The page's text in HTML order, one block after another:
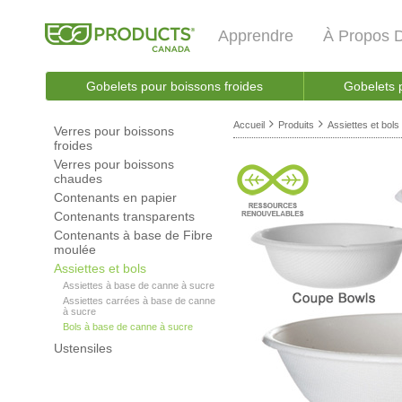
Apprendre À Propos
Gobelets pour boissons froides Gobelets
Verres pour boissons
froides
Verres pour boissons
chaudes
Contenants en papier
Contenants transparents
Contenants à base de Fibre
moulée
Assiettes et bols
Assiettes à base de canne à sucre
Assiettes carrées à base de canne
à sucre
Bols à base de canne à sucre
Ustensiles
Accueil Produits Assiettes et bols